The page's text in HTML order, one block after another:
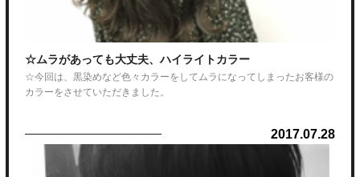
☆ムラがあっても大丈夫、ハイライトカラー
☆今回は、黒染めなど色々カラーをしてムラになってしまったお客様の
カラーをさせていただきました。
前の髪の履歴のせいでムラになってしまったとの事
2017.07.28